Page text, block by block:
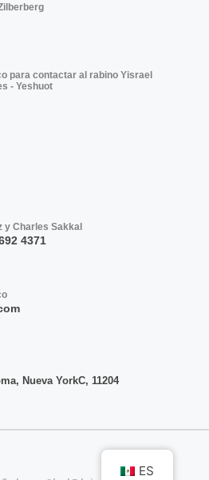
para contactar al rabino Yisrael
- Yeshuot
y Charles Sakkal
4371
Nueva YorkC, 11204
ES